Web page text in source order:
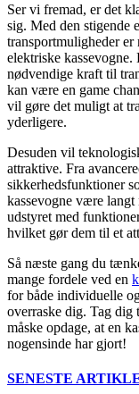
Ser vi fremad, er det
sig. Med den stigende
transportmuligheder er
elektriske
nødvendige kraft til
kan være en game
vil gøre det muligt at
yderligere.
Desuden vil
attraktive. Fra
sikkerhedsfunktioner
kassevogne være
udstyret med
hvilket gør dem til et
Så næste gang du
mange fordele ved en
for både individuelle
overraske dig. Tag dig
måske opdage, at en
nogensinde har gjort!
SENESTE